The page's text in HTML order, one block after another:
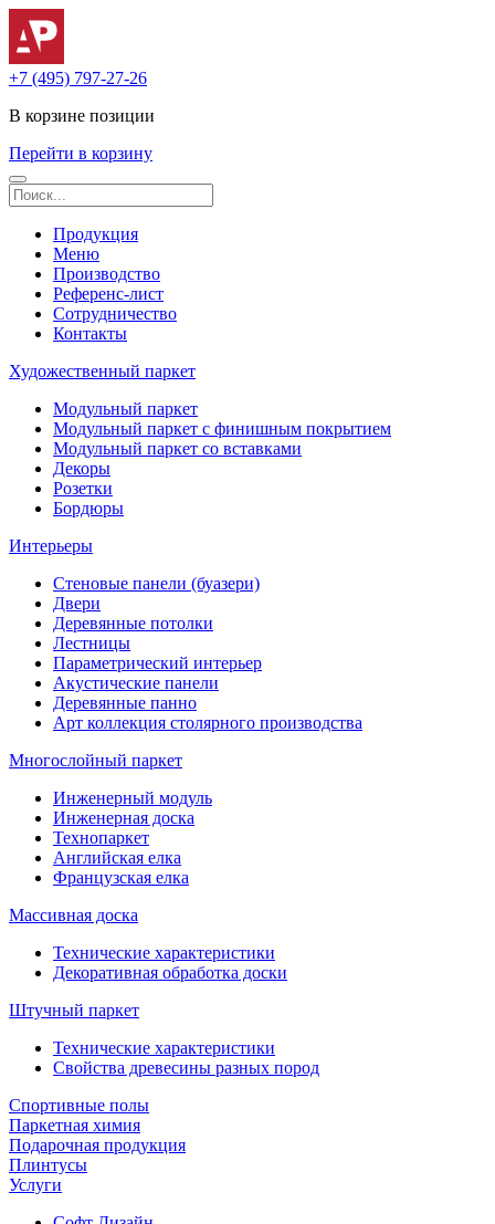
+7 (495) 797-27-26
В корзине позиции
Перейти в корзину
Продукция
Меню
Производство
Референс-лист
Сотрудничество
Контакты
Художественный паркет
Модульный паркет
Модульный паркет с финишным покрытием
Модульный паркет со вставками
Декоры
Розетки
Бордюры
Интерьеры
Стеновые панели (буазери)
Двери
Деревянные потолки
Лестницы
Параметрический интерьер
Акустические панели
Деревянные панно
Арт коллекция столярного производства
Многослойный паркет
Инженерный модуль
Инженерная доска
Технопаркет
Английская елка
Французская елка
Массивная доска
Технические характеристики
Декоративная обработка доски
Штучный паркет
Технические характеристики
Свойства древесины разных пород
Спортивные полы
Паркетная химия
Подарочная продукция
Плинтусы
Услуги